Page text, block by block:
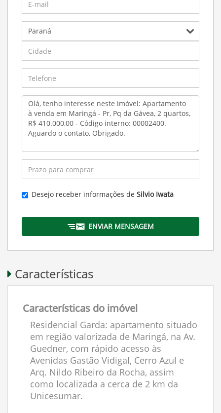
Desejo receber informações de Silvio Iwata
ENVIAR MENSAGEM
Características
Características do imóvel
Residencial Garda: apartamento situado
em região valorizada de Maringá, na Av.
Guedner, com rápido acesso às
Avenidas Gastão Vidigal, Cerro Azul e
Arq. Nildo Ribeiro da Rocha, assim
como localizada a cerca de 2 km da
Unicesumar.